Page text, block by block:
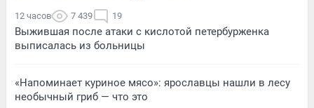
12 часов 7 439 19
Выжившая после атаки с кислотой петербурженка
выписалась из больницы
«Напоминает куриное мясо»: ярославцы нашли в лесу
необычный гриб — что это